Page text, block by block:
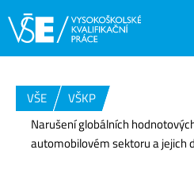
VŠE
VŠKP
Narušení globálních
automobilovém sektoru a jejich